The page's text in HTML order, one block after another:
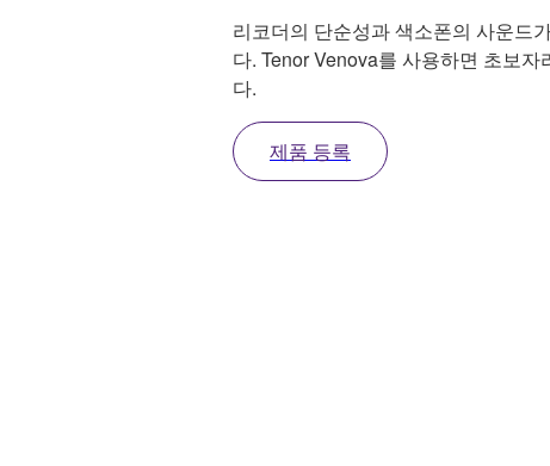
리코더의 단순성과 색소폰의 사운드
다. Tenor Venova를 사용하면 초보
다.
제품 등록